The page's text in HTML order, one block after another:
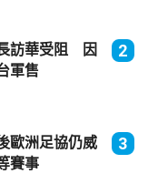
訪華受阻 因
軍售
2
歐洲足協仍威
賽事
3